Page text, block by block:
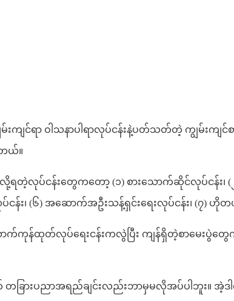
ကျင်ရာ ဝါသနာပါရာလုပ်ငန်းနဲ့ပတ်သတ်တဲ့ ကျွမ်းက
ယ်။
တဲ့လုပ်ငန်းတွေကတော့ (၁) စားသောက်ဆိုင်လုပ်ငန်း၊ (
န်း၊ (၆) အဆောက်အဦးသန့်ရှင်းရေးလုပ်ငန်း၊ (၇) ဟို
သာက်ကုန်ထုတ်လုပ်ရေးငန်းကလွဲပြီး ကျန်ရှိတဲ့စာမေးပွဲ
တခြားပညာအရည်ချင်းလည်းဘာမှမလိုအပ်ပါဘူး။